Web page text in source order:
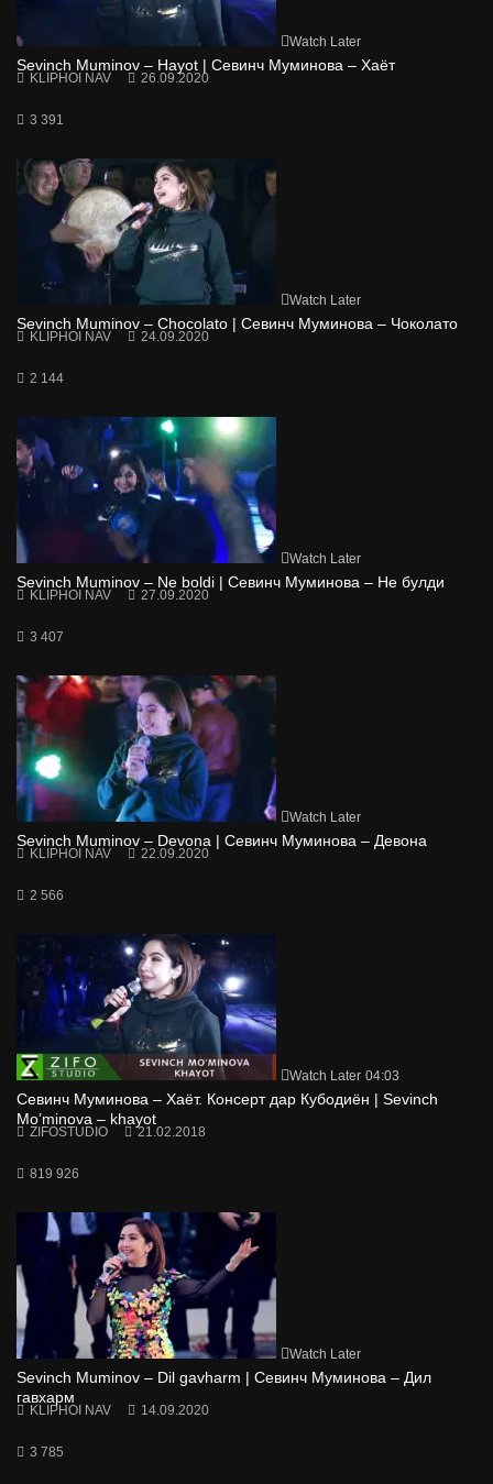
Watch Later
Sevinch Muminov – Hayot | Севинч Муминова – Хаёт
KLIPHOI NAV 26.09.2020
3 391
Watch Later
Sevinch Muminov – Chocolato | Севинч Муминова – Чоколато
KLIPHOI NAV 24.09.2020
2 144
Watch Later
Sevinch Muminov – Ne boldi | Севинч Муминова – Не булди
KLIPHOI NAV 27.09.2020
3 407
Watch Later
Sevinch Muminov – Devona | Севинч Муминова – Девона
KLIPHOI NAV 22.09.2020
2 566
Watch Later 04:03
Севинч Муминова – Хаёт. Консерт дар Кубодиён | Sevinch
Mo’minova – khayot
ZIFOSTUDIO 21.02.2018
819 926
Watch Later
Sevinch Muminov – Dil gavharm | Севинч Муминова – Дил
гавхарм
KLIPHOI NAV 14.09.2020
3 785